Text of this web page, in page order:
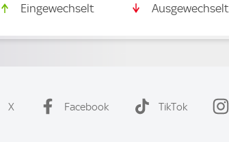
Eingewechselt Ausgewechselt
X Facebook TikTok